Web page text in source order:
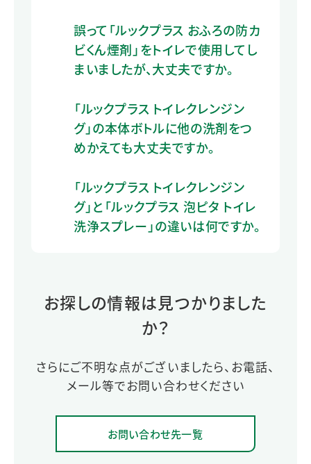
誤って「ルックプラス おふろの防カ
ビくん煙剤」をトイレで使用してし
まいましたが、大丈夫ですか。
「ルックプラス トイレクレンジン
グ」の本体ボトルに他の洗剤をつ
めかえても大丈夫ですか。
「ルックプラス トイレクレンジン
グ」と「ルックプラス 泡ピタ トイレ
洗浄スプレー」の違いは何ですか。
お探しの情報は見つかりました
か？
さらにご不明な点がございましたら、お電話、
メール等でお問い合わせください
お問い合わせ先一覧